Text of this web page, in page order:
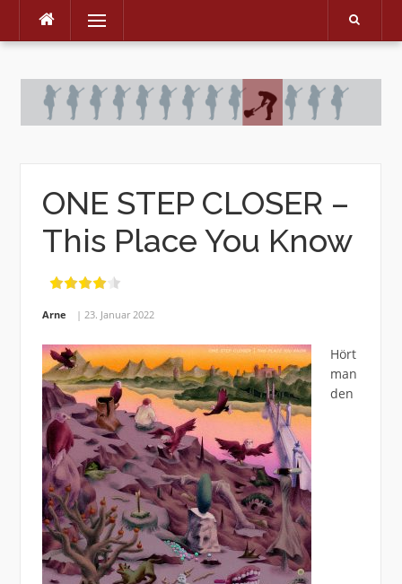
Skip
Menu
ONE STEP CLOSER –
This Place You Know
Arne 23. Januar 2022
Hört
man
den